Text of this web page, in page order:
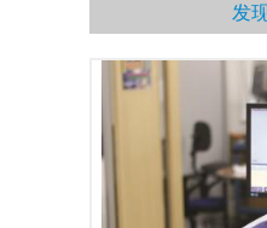
发
MQC+ 台式核磁共
品中的油、水、氟
量保证和质量控制
分析，需要几秒钟
从而可以快速高效
振信号来自样品的